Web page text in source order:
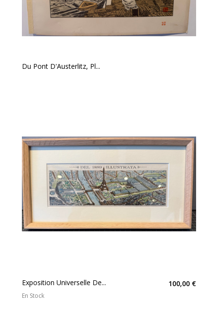
Du Pont D'Austerlitz, Pl...
Exposition Universelle De... 100,00 €
En Stock